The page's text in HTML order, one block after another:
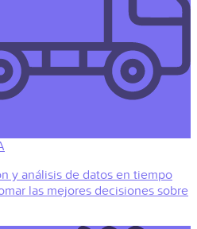
y análisis de datos en tiempo
las mejores decisiones sobre